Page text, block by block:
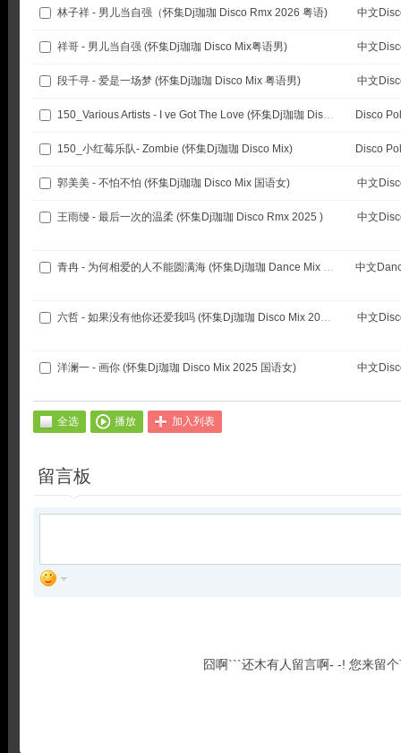
林子祥 - 男儿当自强（怀集Dj珈珈 Disco Rmx 2026 粤语) 中文
祥哥 - 男儿当自强 (怀集Dj珈珈 Disco Mix粤语男) 中文
段千寻 - 爱是一场梦 (怀集Dj珈珈 Disco Mix 粤语男) 中文
150_Various Artists - I ve Got The Love (怀集Dj珈珈 Disco Mix) Disco
150_小红莓乐队- Zombie (怀集Dj珈珈 Disco Mix) Disco
郭美美 - 不怕不怕 (怀集Dj珈珈 Disco Mix 国语女) 中文
王雨缦 - 最后一次的温柔 (怀集Dj珈珈 Disco Rmx 2025 ) 中文
青冉 - 为何相爱的人不能圆满海 (怀集Dj珈珈 Dance Mix 2025国语女) 中文
六哲 - 如果没有他你还爱我吗 (怀集Dj珈珈 Disco Mix 2025国语男) 中文
洋澜一 - 画你 (怀集Dj珈珈 Disco Mix 2025 国语女) 中文
全选 播放 加入列表
留言板
囧啊```还木有人留言啊- -! 您来留